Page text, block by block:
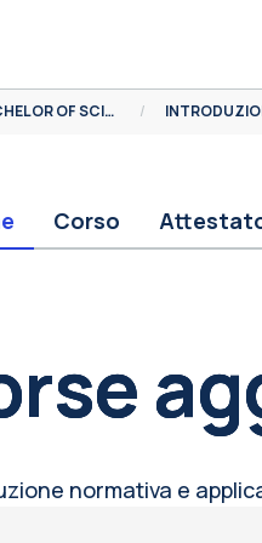
MOOCS FOR BACHELOR OF SCIENCE
Corso
normativa e